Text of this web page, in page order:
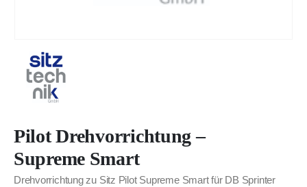
Pilot Drehvorrichtung –
Supreme Smart
Drehvorrichtung zu Sitz Pilot Supreme Smart für DB Sprinter